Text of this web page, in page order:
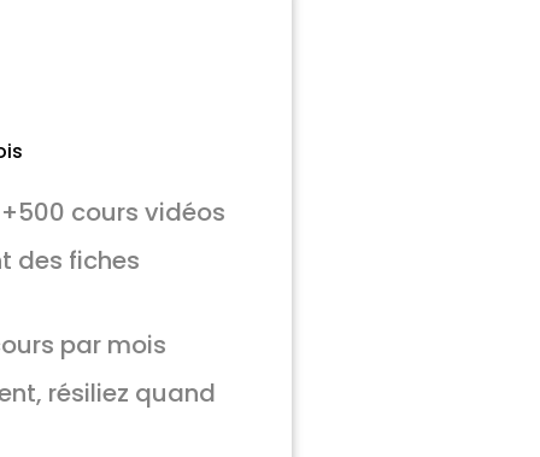
cours vidéos
des fiches
par mois
résiliez quand